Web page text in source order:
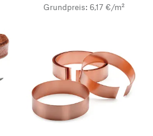
Grundpreis: 6,17 €/m²